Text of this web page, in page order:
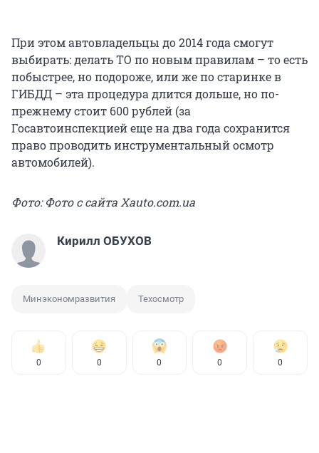
При этом автовладельцы до 2014 года смогут
выбирать: делать ТО по новым правилам – то есть
побыстрее, но подороже, или же по старинке в
ГИБДД – эта процедура длится дольше, но по-
прежнему стоит 600 рублей (за
Госавтоинспекцией еще на два года сохранится
право проводить инструментальный осмотр
автомобилей).
Фото: Фото с сайта Xauto.com.ua
Кирилл ОБУХОВ
Минэкономразвития Техосмотр
0 0 0 0 0